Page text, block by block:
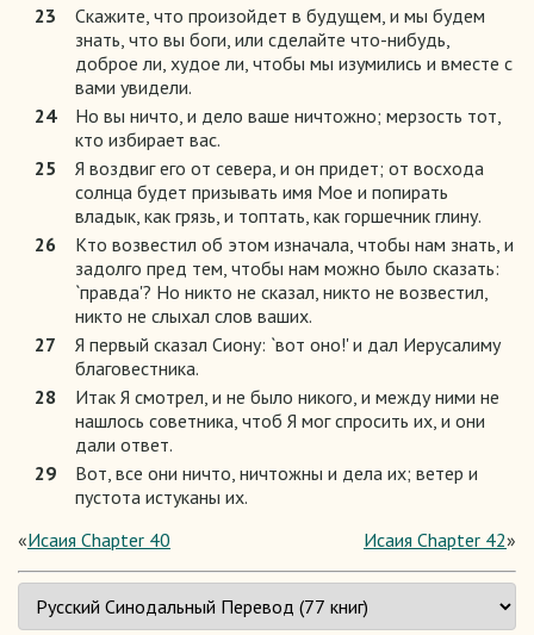
23
Скажите, что произойдет в будущем, и мы будем
знать, что вы боги, или сделайте что-нибудь,
доброе ли, худое ли, чтобы мы изумились и вместе с
вами увидели.
24
Но вы ничто, и дело ваше ничтожно; мерзость тот,
кто избирает вас.
25
Я воздвиг его от севера, и он придет; от восхода
солнца будет призывать имя Мое и попирать
владык, как грязь, и топтать, как горшечник глину.
26
Кто возвестил об этом изначала, чтобы нам знать, и
задолго пред тем, чтобы нам можно было сказать:
`правда'? Но никто не сказал, никто не возвестил,
никто не слыхал слов ваших.
27
Я первый сказал Сиону: `вот оно!' и дал Иерусалиму
благовестника.
28
Итак Я смотрел, и не было никого, и между ними не
нашлось советника, чтоб Я мог спросить их, и они
дали ответ.
29
Вот, все они ничто, ничтожны и дела их; ветер и
пустота истуканы их.
«Исаия Chapter 40 Исаия Chapter 42»